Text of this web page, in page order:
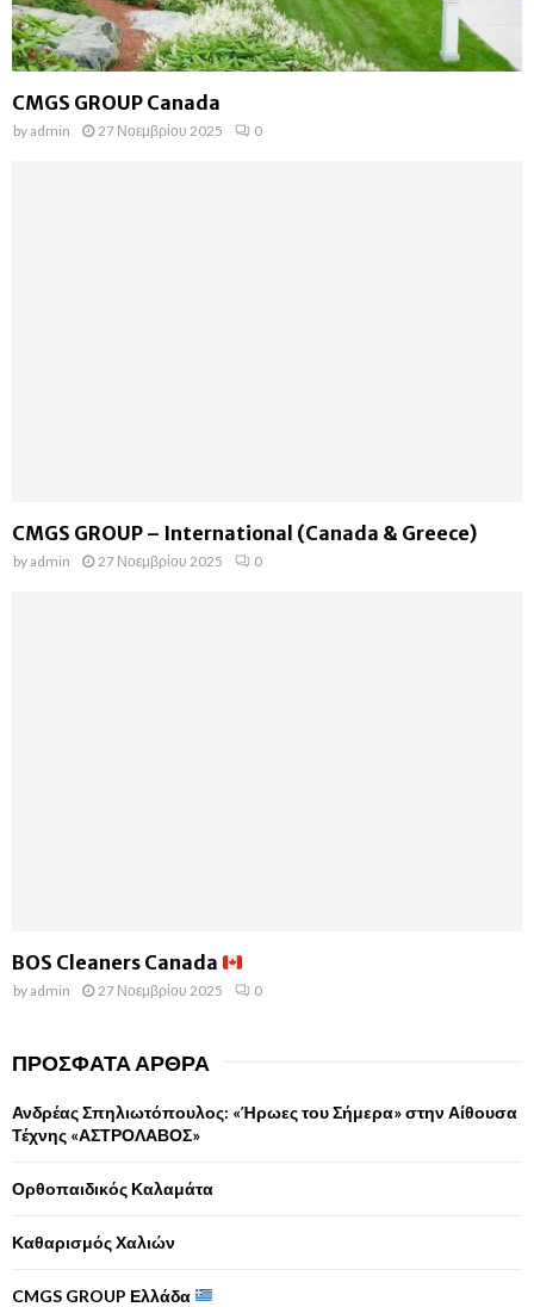
CMGS GROUP Canada
byadmin 27 Νοεμβρίου 2025 0
CMGS GROUP – International (Canada & Greece)
byadmin 27 Νοεμβρίου 2025 0
BOS Cleaners Canada
byadmin 27 Νοεμβρίου 2025 0
ΠΡΌΣΦΑΤΑ ΆΡΘΡΑ
Ανδρέας Σπηλιωτόπουλος: «Ήρωες του Σήμερα» στην Αίθουσα
Τέχνης «ΑΣΤΡΟΛΑΒΟΣ»
Ορθοπαιδικός Καλαμάτα
Καθαρισμός Χαλιών
CMGS GROUP Ελλάδα